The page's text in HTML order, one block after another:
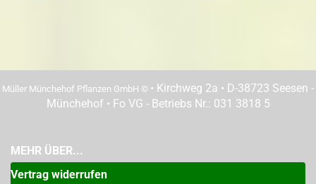
Müller Münchehof Pflanzen GmbH © • Kirchweg 2a • D-38723 Seesen -
Münchehof • Fo VG - Betriebs Nr.: 031 3818 5
MEHR ÜBER...
Vertrag widerrufen